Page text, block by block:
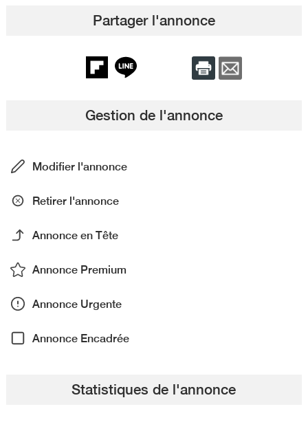
Partager l'annonce
Gestion de l'annonce
Modifier l'annonce
Retirer l'annonce
Annonce en Tête
Annonce Premium
Annonce Urgente
Annonce Encadrée
Statistiques de l'annonce